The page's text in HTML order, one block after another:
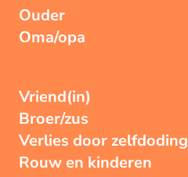
Ouder
Oma/opa
Vriend(in)
Broer/zus
Verlies door zelfdoding
Rouw en kinderen